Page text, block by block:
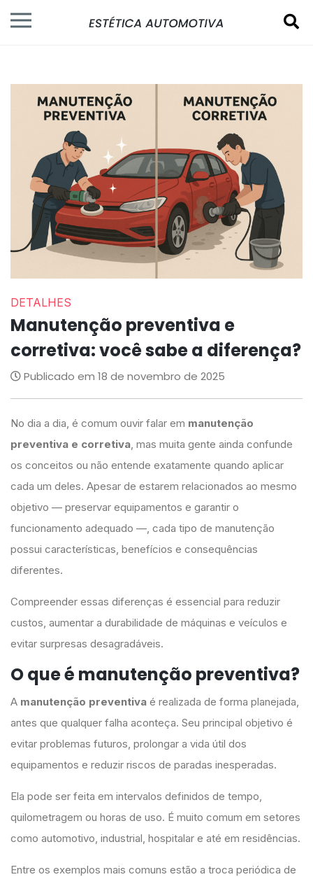
DETALHES
Manutenção preventiva e
corretiva: você sabe a diferença?
Publicado em 18 de novembro de 2025
No dia a dia, é comum ouvir falar em manutenção
preventiva e corretiva , mas muita gente ainda confunde
os conceitos ou não entende exatamente quando aplicar
cada um deles. Apesar de estarem relacionados ao mesmo
objetivo — preservar equipamentos e garantir o
funcionamento adequado —, cada tipo de manutenção
possui características, benefícios e consequências
diferentes.
Compreender essas diferenças é essencial para reduzir
custos, aumentar a durabilidade de máquinas e veículos e
evitar surpresas desagradáveis.
O que é manutenção preventiva?
A manutenção preventiva é realizada de forma planejada,
antes que qualquer falha aconteça. Seu principal objetivo é
evitar problemas futuros, prolongar a vida útil dos
equipamentos e reduzir riscos de paradas inesperadas.
Ela pode ser feita em intervalos definidos de tempo,
quilometragem ou horas de uso. É muito comum em setores
como automotivo, industrial, hospitalar e até em residências.
Entre os exemplos mais comuns estão a troca periódica de